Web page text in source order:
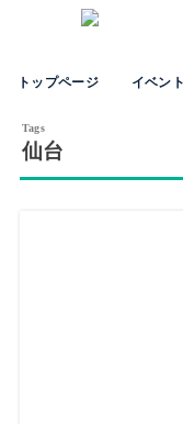
トップページ イベン
仙台